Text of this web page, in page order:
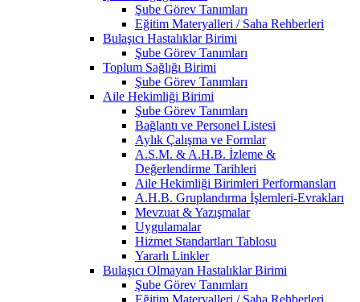
Şube Görev Tanımları
Eğitim Materyalleri / Saha Rehberleri
Bulaşıcı Hastalıklar Birimi
Şube Görev Tanımları
Toplum Sağlığı Birimi
Şube Görev Tanımları
Aile Hekimliği Birimi
Şube Görev Tanımları
Bağlantı ve Personel Listesi
Aylık Çalışma ve Formlar
A.S.M. & A.H.B. İzleme &
Değerlendirme Tarihleri
Aile Hekimliği Birimleri Performansları
A.H.B. Gruplandırma İşlemleri-Evrakları
Mevzuat & Yazışmalar
Uygulamalar
Hizmet Standartları Tablosu
Yararlı Linkler
Bulaşıcı Olmayan Hastalıklar Birimi
Şube Görev Tanımları
Eğitim Materyalleri / Saha Rehberleri